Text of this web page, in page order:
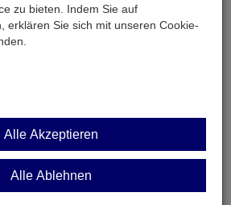
Kessler electronic
Bauteile aktiv
7,0A 45W TO-220Fa
zu bieten. Indem Sie auf
erklären Sie sich mit unseren Cookie-
Alle Akzeptieren
Alle Ablehnen